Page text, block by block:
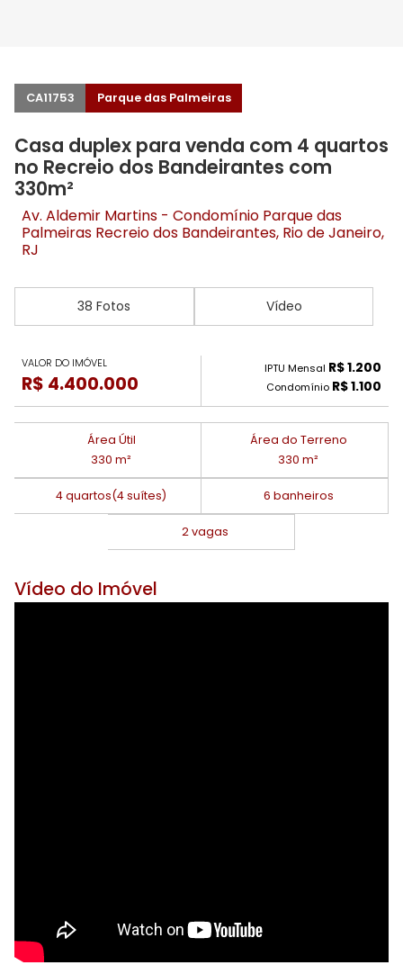
CA11753 Parque das Palmeiras
Casa duplex para venda com 4 quartos
no Recreio dos Bandeirantes com
330m²
Av. Aldemir Martins - Condomínio Parque das
Palmeiras Recreio dos Bandeirantes, Rio de Janeiro,
RJ
38 Fotos Vídeo
VALOR DO IMÓVEL
R$ 4.400.000
IPTU Mensal R$ 1.200
Condomínio R$ 1.100
Área Útil
330 m²
Área do Terreno
330 m²
4 quartos(4 suítes) 6 banheiros
2 vagas
Vídeo do Imóvel